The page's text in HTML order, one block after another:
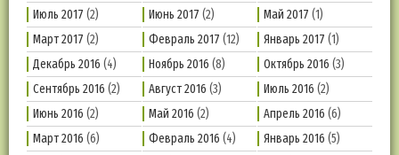
Июль 2017 (2) Июнь 2017 (2) Май 2017 (1)
Март 2017 (2) Февраль 2017 (12) Январь 2017 (1)
Декабрь 2016 (4) Ноябрь 2016 (8) Октябрь 2016 (3)
Сентябрь 2016 (2) Август 2016 (3) Июль 2016 (2)
Июнь 2016 (2) Май 2016 (2) Апрель 2016 (6)
Март 2016 (6) Февраль 2016 (4) Январь 2016 (5)